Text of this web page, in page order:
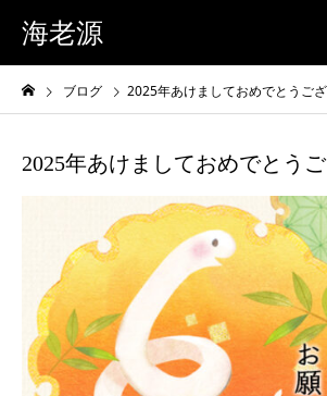
海老源
ブログ 2025年あけましておめでとうご
2025年あけましておめでとう